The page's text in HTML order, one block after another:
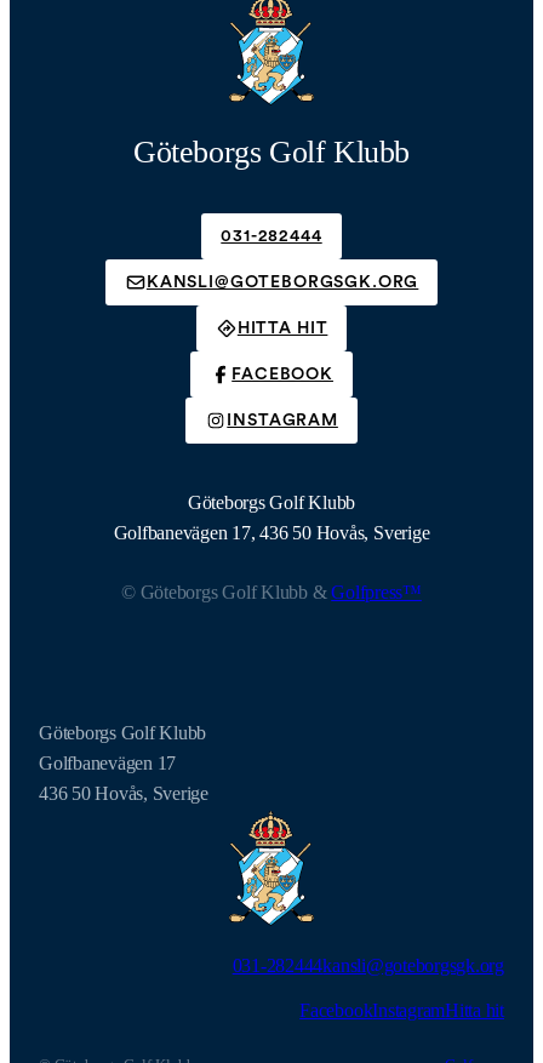
Göteborgs Golf Klubb
031-282444
KANSLI@GOTEBORGSGK.ORG
HITTA HIT
FACEBOOK
INSTAGRAM
Göteborgs Golf Klubb
Golfbanevägen 17, 436 50 Hovås, Sverige
© Göteborgs Golf Klubb &Golfpress™
Göteborgs Golf Klubb
Golfbanevägen 17
436 50 Hovås, Sverige
031-282444kansli@goteborgsgk.org
FacebookInstagramHitta hit